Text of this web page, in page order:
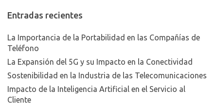
Entradas recientes
La Importancia de la Portabilidad en las Compañías de
Teléfono
La Expansión del 5G y su Impacto en la Conectividad
Sostenibilidad en la Industria de las Telecomunicaciones
Impacto de la Inteligencia Artificial en el Servicio al
Cliente